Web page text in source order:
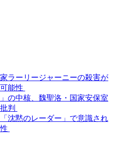
ラーリージャーニーの殺害が
能性
の中核、魏聖洛・国家安保室
判
沈黙のレーダー」で意識され